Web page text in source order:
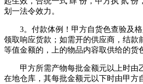
划一法令效力。
3。付款体例！甲方自货色查验及格
领取响应货款；如需开的供应商，结款
等值金额的，上的物品内容取供给的货
甲方所需产物每批金额元以上时由
在地仓库，其每批金额元以下时由甲方